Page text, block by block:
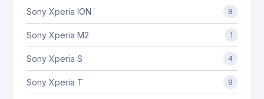
Sony Xperia ION 8
Sony Xperia M2 1
Sony Xperia S 4
Sony Xperia T 9